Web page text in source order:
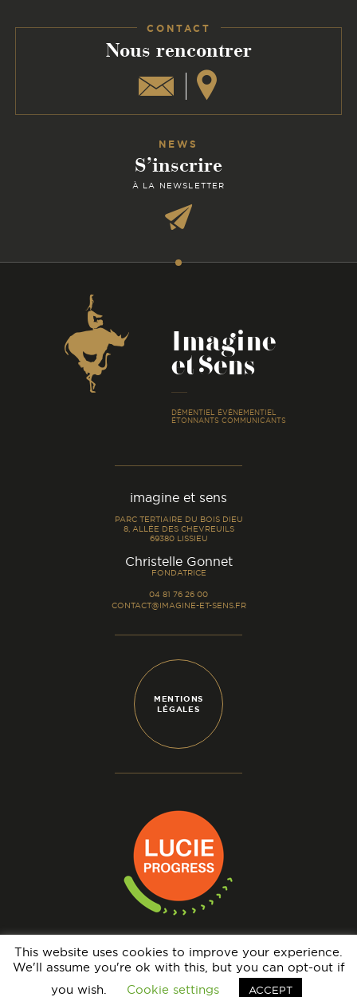
CONTACT
Nous rencontrer
NEWS
S’inscrire
À LA NEWSLETTER
Coordonnées
Imagine
et Sens
DÉMENTIEL ÉVÉNEMENTIEL
ÉTONNANTS COMMUNICANTS
imagine et sens
PARC TERTIAIRE DU BOIS DIEU
8, ALLÉE DES CHEVREUILS
69380 LISSIEU
Christelle Gonnet-
FONDATRICE
04 81 76 26 00
CONTACT@IMAGINE-ET-SENS.FR
MENTIONS
LÉGALES
N° IMMATRICULATION OPÉRATEUR DE VOYAGES : IM069140005 - GARANTIE
FINANCIÈRE : APST - BRCP : HISCOX EUROPE UNDERWRITING LIMITED
This website uses cookies to improve your experience.
We'll assume you're ok with this, but you can opt-out if
you wish.
Cookie settings ACCEPT